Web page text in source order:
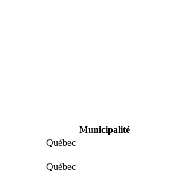
Municipalité
Québec
Québec